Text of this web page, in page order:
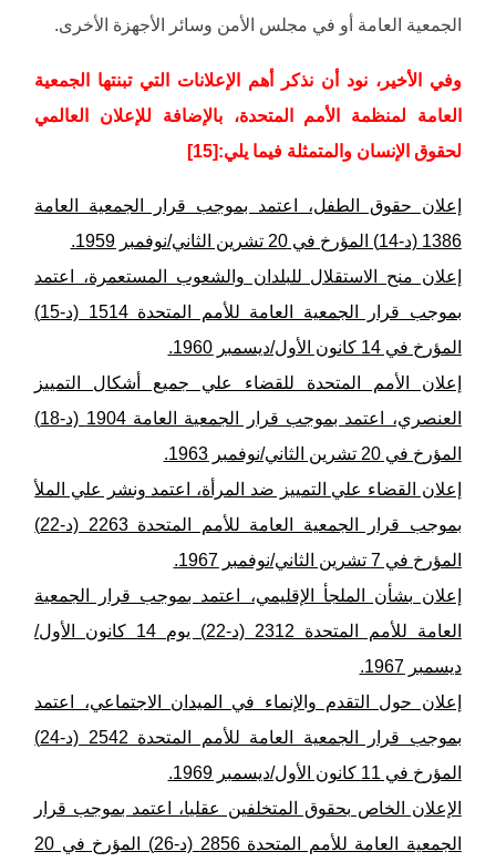
الجمعية العامة أو في مجلس الأمن وسائر الأجهزة الأخرى.
وفي الأخير، نود أن نذكر أهم الإعلانات التي تبنتها الجمعية
العامة لمنظمة الأمم المتحدة، بالإضافة للإعلان العالمي
لحقوق الإنسان والمتمثلة فيما يلي:[15]
إعلان حقوق الطفل، اعتمد بموجب قرار الجمعية العامة
1386 (د-14) المؤرخ في 20 تشرين الثاني/نوفمبر 1959.
إعلان منح الاستقلال للبلدان والشعوب المستعمرة، اعتمد
بموجب قرار الجمعية العامة للأمم المتحدة 1514 (د-15)
المؤرخ في 14 كانون الأول/ديسمبر 1960.
إعلان الأمم المتحدة للقضاء علي جميع أشكال التمييز
العنصري، اعتمد بموجب قرار الجمعية العامة 1904 (د-18)
المؤرخ في 20 تشرين الثاني/نوفمبر 1963.
إعلان القضاء علي التمييز ضد المرأة، اعتمد ونشر علي الملأ
بموجب قرار الجمعية العامة للأمم المتحدة 2263 (د-22)
المؤرخ في 7 تشرين الثاني/نوفمبر 1967.
إعلان بشأن الملجأ الإقليمي، اعتمد بموجب قرار الجمعية
العامة للأمم المتحدة 2312 (د-22) يوم 14 كانون الأول/
ديسمبر 1967.
إعلان حول التقدم والإنماء في الميدان الاجتماعي، اعتمد
بموجب قرار الجمعية العامة للأمم المتحدة 2542 (د-24)
المؤرخ في 11 كانون الأول/ديسمبر 1969.
الإعلان الخاص بحقوق المتخلفين عقليا، اعتمد بموجب قرار
الجمعية العامة للأمم المتحدة 2856 (د-26) المؤرخ في 20